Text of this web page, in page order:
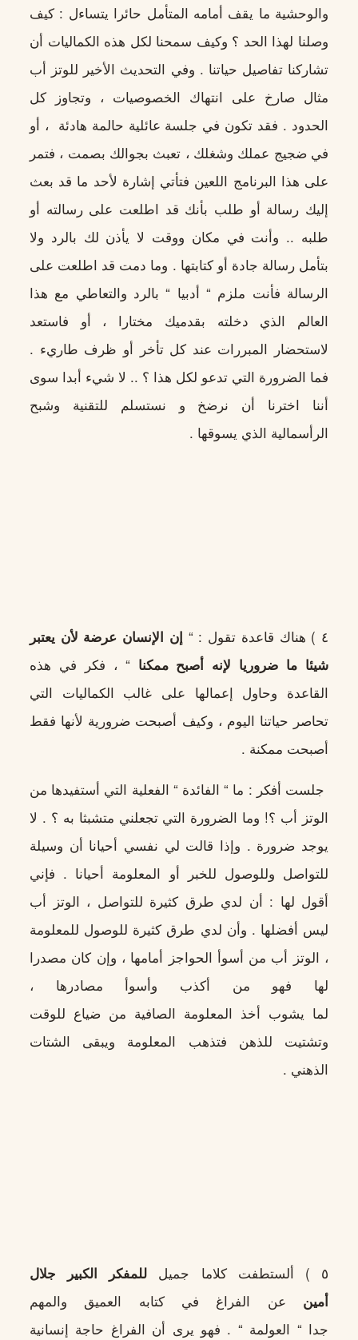
والوحشية ما يقف أمامه المتأمل حائرا يتساءل : كيف
وصلنا لهذا الحد ؟ وكيف سمحنا لكل هذه الكماليات أن
تشاركنا تفاصيل حياتنا . وفي التحديث الأخير للوتز أب
مثال صارخ على انتهاك الخصوصيات ، وتجاوز كل
الحدود . فقد تكون في جلسة عائلية حالمة هادئة ، أو
في ضجيج عملك وشغلك ، تعبث بجوالك بصمت ، فتمر
على هذا البرنامج اللعين فتأتي إشارة لأحد ما قد بعث
إليك رسالة أو طلب بأنك قد اطلعت على رسالته أو
طلبه .. وأنت في مكان ووقت لا يأذن لك بالرد ولا
بتأمل رسالة جادة أو كتابتها . وما دمت قد اطلعت على
الرسالة فأنت ملزم “ أدبيا “ بالرد والتعاطي مع هذا
العالم الذي دخلته بقدميك مختارا ، أو فاستعد
لاستحضار المبررات عند كل تأخر أو ظرف طاريء .
فما الضرورة التي تدعو لكل هذا ؟ .. لا شيء أبدا سوى
أننا اخترنا أن نرضخ و نستسلم للتقنية وشبح
الرأسمالية الذي يسوقها .
٤ ) هناك قاعدة تقول : “
إن الإنسان عرضة لأن يعتبر
شيئا ما ضروريا لإنه أصبح ممكنا “ ، فكر في هذه
القاعدة وحاول إعمالها على غالب الكماليات التي
تحاصر حياتنا اليوم ، وكيف أصبحت ضرورية لأنها فقط
أصبحت ممكنة .
جلست أفكر : ما “ الفائدة “ الفعلية التي أستفيدها من
الوتز أب ؟! وما الضرورة التي تجعلني متشبثا به ؟ . لا
يوجد ضرورة . وإذا قالت لي نفسي أحيانا أن وسيلة
للتواصل وللوصول للخبر أو المعلومة أحيانا . فإني
أقول لها : أن لدي طرق كثيرة للتواصل ، الوتز أب
ليس أفضلها . وأن لدي طرق كثيرة للوصول للمعلومة
، الوتز أب من أسوأ الحواجز أمامها ، وإن كان مصدرا
لها فهو من أكذب وأسوأ مصادرها ،
لما يشوب أخذ المعلومة الصافية من ضياع للوقت
وتشتيت للذهن فتذهب المعلومة ويبقى الشتات
الذهني .
٥ ) ألستطفت كلاما جميل
للمفكر الكبير جلال
أمين عن الفراغ في كتابه العميق والمهم
جدا “ العولمة “ . فهو يرى أن الفراغ حاجة إنسانية